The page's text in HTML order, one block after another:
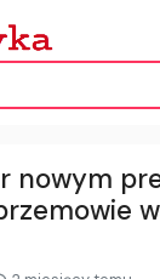
nowym